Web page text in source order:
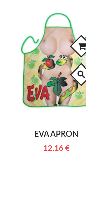
search
EVA APRON
12,16 €